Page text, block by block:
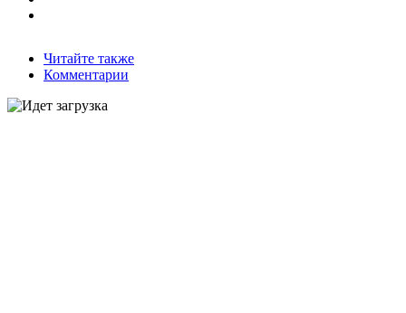
Читайте также
Комментарии